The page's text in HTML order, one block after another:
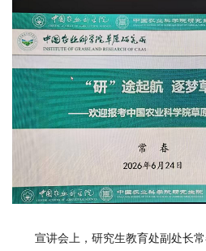
宣讲会上，研究生教育处副处长